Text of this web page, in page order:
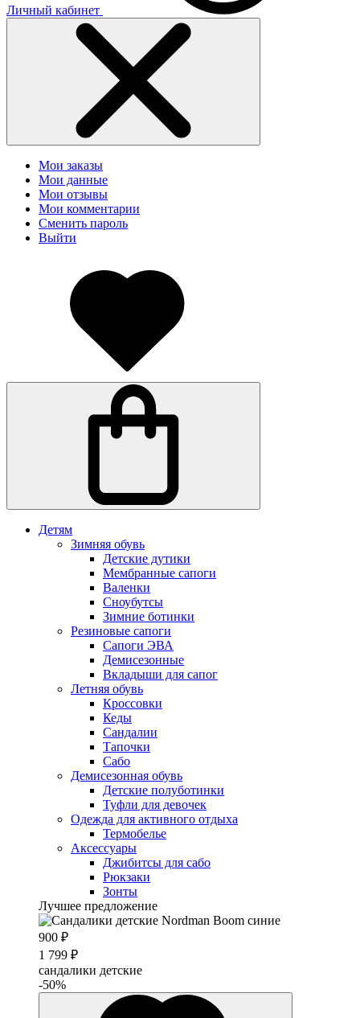
Личный кабинет
Мои заказы
Мои данные
Мои отзывы
Мои комментарии
Сменить пароль
Выйти
Детям
Зимняя обувь
Детские дутики
Мембранные сапоги
Валенки
Сноубутсы
Зимние ботинки
Резиновые сапоги
Сапоги ЭВА
Демисезонные
Вкладыши для сапог
Летняя обувь
Кроссовки
Кеды
Сандалии
Тапочки
Сабо
Демисезонная обувь
Детские полуботинки
Туфли для девочек
Одежда для активного отдыха
Термобелье
Аксессуары
Джибитсы для сабо
Рюкзаки
Зонты
Лучшее предложение
900 ₽
1 799 ₽
сандалики детские
-50%